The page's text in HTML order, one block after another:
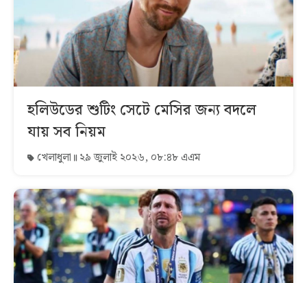
হলিউডের শুটিং সেটে মেসির জন্য বদলে
যায় সব নিয়ম
খেলাধুলা ২৯ জুলাই ২০২৬, ০৮:৪৮ এএম